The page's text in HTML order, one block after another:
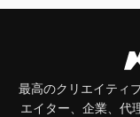
最高のクリエイティ
エイター、企業、代